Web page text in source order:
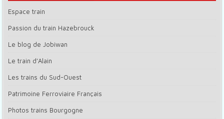
Espace train
Passion du train Hazebrouck
Le blog de Jobiwan
Le train d’Alain
Les trains du Sud-Ouest
Patrimoine Ferroviaire Français
Photos trains Bourgogne